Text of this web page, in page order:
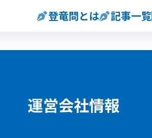
登竜問とは 記事一覧
運営会社情報